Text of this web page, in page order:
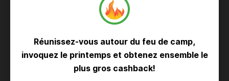
Réunissez-vous autour du feu de camp,
invoquez le printemps et obtenez ensemble le
plus gros cashback!